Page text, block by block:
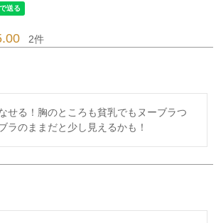
2
せる！胸のところも貧乳でもヌーブラつ
ラのままだと少し見えるかも！